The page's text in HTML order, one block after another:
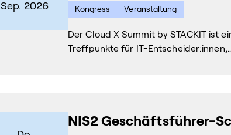
Sep. 2026 Kongress Veranstaltung
Der Cloud X Summit by STACKIT ist
Treffpunkte für IT-
NIS2 Geschäftsführer-